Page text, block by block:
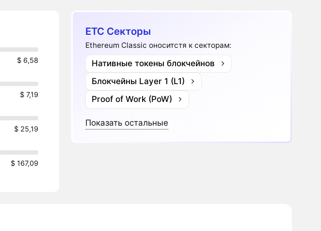
$ 6,58
$ 7,19
$ 25,19
$ 167,09
ETC Секторы
Ethereum Classic оноситстя к секторам:
Нативные токены блокчейнов
Блокчейны Layer 1 (L1)
Proof of Work (PoW)
Показать остальные